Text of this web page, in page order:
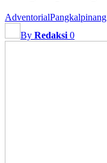
AdventorialPangkalpinang
By Redaksi 0